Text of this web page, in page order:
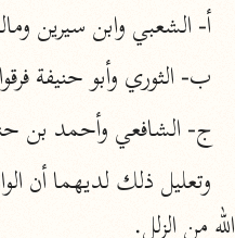
أ- الشعبي وابن سيرين
ب- الثوري وأبو حنيفة
ج- الشافعي وأحمد بن
الله من الزلل.